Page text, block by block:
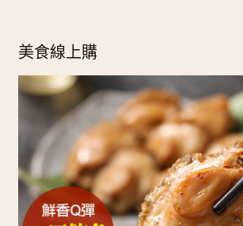
美食線上購